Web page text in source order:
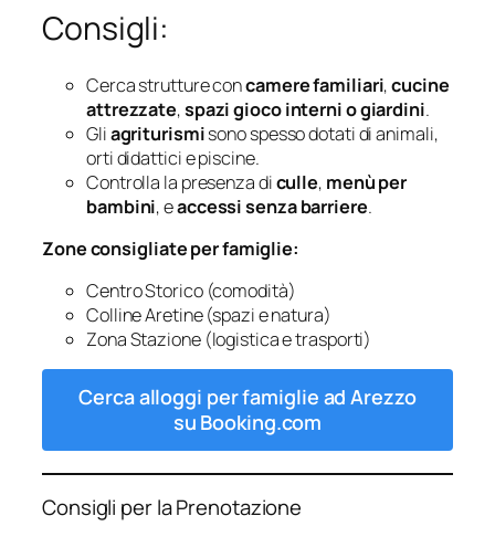
Consigli:
Cerca strutture concamere familiari,cucine
attrezzate,spazi gioco interni o giardini.
Gliagriturismisono spesso dotati di animali,
orti didattici e piscine.
Controlla la presenza diculle, menù per
bambini, eaccessi senza barriere.
Zone consigliate per famiglie:
Centro Storico (comodità)
Colline Aretine (spazi e natura)
Zona Stazione (logistica e trasporti)
Cerca alloggi per famiglie ad Arezzo
su Booking.com
Consigli per la Prenotazione